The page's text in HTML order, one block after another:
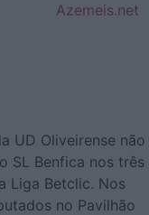
Azemeis.net
UD Oliveirense não
SL Benfica nos três
Liga Betclic. Nos
no Pavilhão